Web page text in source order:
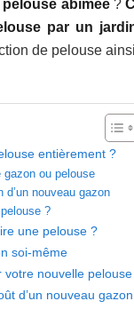
abîmée?
par un
de pelouse
entièrement ?
gazon ou pelouse
d’un nouveau gazon
?
une pelouse ?
soi-même
votre nouvelle pelouse
d’un nouveau gazon